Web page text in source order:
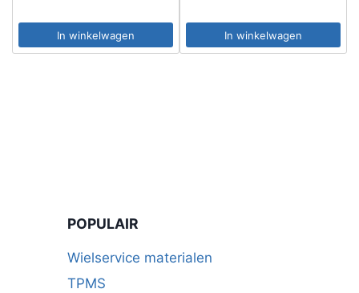
In winkelwagen In winkelwagen
POPULAIR
Wielservice materialen
TPMS